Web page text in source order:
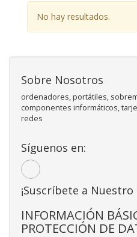
No hay resultados.
Sobre Nosotros
ordenadores, portátiles,
componentes informáticos,
redes
Síguenos en:
¡Suscríbete a
INFORMACIÓN
PROTECCIÓN DE